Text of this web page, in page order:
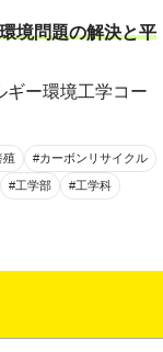
境問題の解決と平
ギー環境工学コー
殖 #カーボンリサイクル
#工学部 #工学科